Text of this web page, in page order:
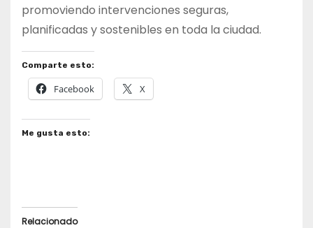
promoviendo intervenciones seguras,
planificadas y sostenibles en toda la ciudad.
Comparte esto:
Facebook X
Me gusta esto:
Relacionado